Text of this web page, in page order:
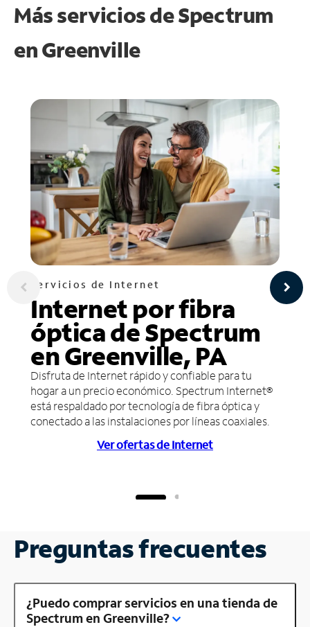
Más servicios de Spectrum
enGreenville
Servicios de Internet
Internet por fibra
óptica de Spectrum
en Greenville, PA
Disfruta de Internet rápido y confiable para tu
hogar a un precio económico. Spectrum Internet®
está respaldado por tecnología de fibra óptica y
conectado a las instalaciones por líneas coaxiales.
Ver ofertas de Internet
Preguntas frecuentes
¿Puedo comprar servicios en una tienda de
Spectrum en Greenville?